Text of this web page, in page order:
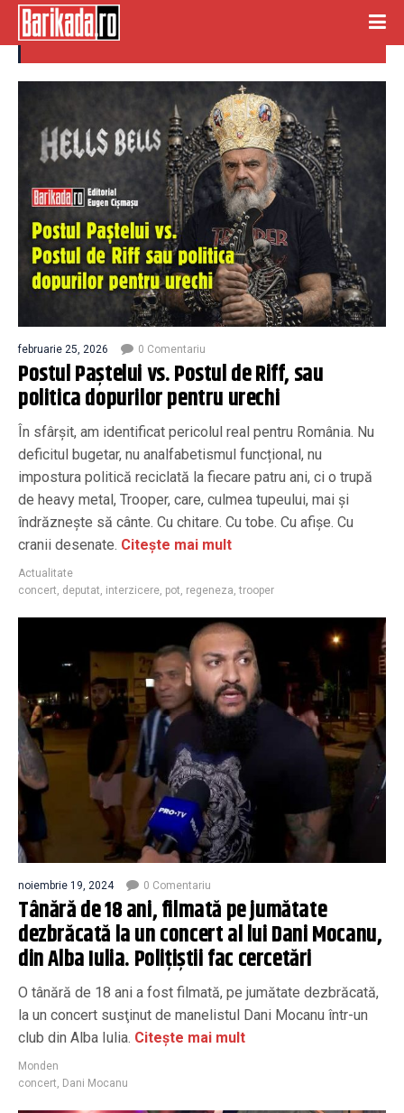
concert
februarie 25, 2026 0 Comentariu
Postul Paștelui vs. Postul de Riff, sau
politica dopurilor pentru urechi
În sfârșit, am identificat pericolul real pentru România. Nu
deficitul bugetar, nu analfabetismul funcțional, nu
impostura politică reciclată la fiecare patru ani, ci o trupă
de heavy metal, Trooper, care, culmea tupeului, mai și
îndrăznește să cânte. Cu chitare. Cu tobe. Cu afișe. Cu
cranii desenate. Citește mai mult
Actualitate
concert, deputat, interzicere, pot, regeneza,trooper
noiembrie 19, 2024 0 Comentariu
Tânără de 18 ani, filmată pe jumătate
dezbrăcată la un concert al lui Dani Mocanu,
din Alba Iulia. Poliţiştii fac cercetări
O tânără de 18 ani a fost filmată, pe jumătate dezbrăcată,
la un concert susţinut de manelistul Dani Mocanu într-un
club din Alba Iulia. Citește mai mult
Monden
concert, Dani Mocanu